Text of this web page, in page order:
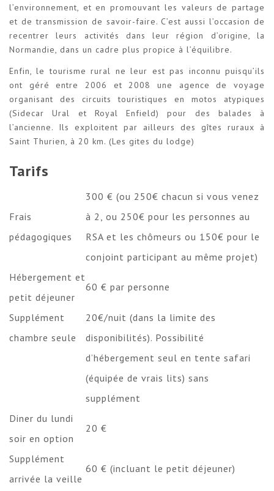
l’environnement, et en promouvant les valeurs de partage
et de transmission de savoir-faire. C’est aussi l’occasion de
recentrer leurs activités dans leur région d’origine, la
Normandie, dans un cadre plus propice à l’équilibre.
Enfin, le tourisme rural ne leur est pas inconnu puisqu’ils
ont géré entre 2006 et 2008 une agence de voyage
organisant des circuits touristiques en motos atypiques
(Sidecar Ural et Royal Enfield) pour des balades à
l’ancienne. Ils exploitent par ailleurs des gîtes ruraux à
Saint Thurien, à 20 km. (Les gites du lodge)
Tarifs
Frais
pédagogiques
300 € (ou 250€ chacun si vous venez
à 2, ou 250€ pour les personnes au
RSA et les chômeurs ou 150€ pour le
conjoint participant au même projet)
Hébergement et
petit déjeuner
60 € par personne
Supplément
chambre seule
20€/nuit (dans la limite des
disponibilités). Possibilité
d’hébergement seul en tente safari
(équipée de vrais lits) sans
supplément
Diner du lundi
soir en option
20 €
Supplément
arrivée la veille
60 € (incluant le petit déjeuner)